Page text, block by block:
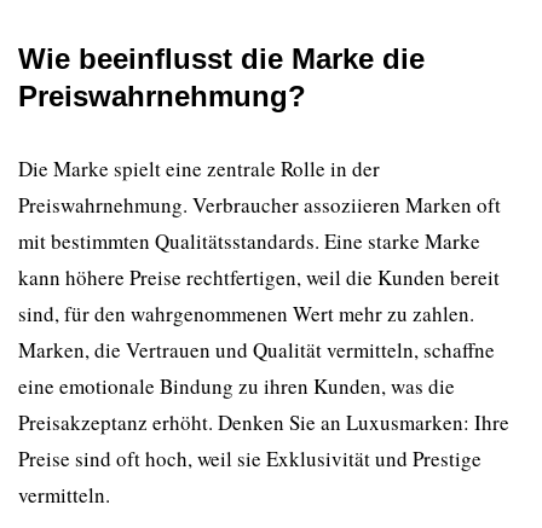
Wie beeinflusst die Marke die
Preiswahrnehmung?
Die Marke spielt eine zentrale Rolle in der
Preiswahrnehmung. Verbraucher assoziieren Marken oft
mit bestimmten Qualitätsstandards. Eine starke Marke
kann höhere Preise rechtfertigen, weil die Kunden bereit
sind, für den wahrgenommenen Wert mehr zu zahlen.
Marken, die Vertrauen und Qualität vermitteln, schaffne
eine emotionale Bindung zu ihren Kunden, was die
Preisakzeptanz erhöht. Denken Sie an Luxusmarken: Ihre
Preise sind oft hoch, weil sie Exklusivität und Prestige
vermitteln.